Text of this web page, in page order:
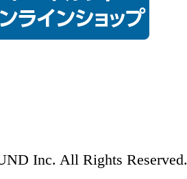
Inc. All Rights Reserved.